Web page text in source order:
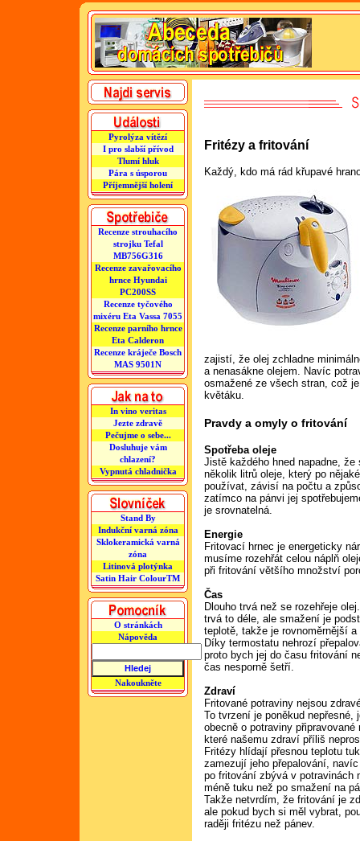
Pyrolýza vítězí
I pro slabší přívod
Tlumí hluk
Pára s úsporou
Příjemnější holení
Recenze strouhacího
strojku Tefal
MB756G316
Recenze zavařovacího
hrnce Hyundai
PC200SS
Recenze tyčového
mixéru Eta Vassa 7055
Recenze parního hrnce
Eta Calderon
Recenze kráječe Bosch
MAS 9501N
In vino veritas
Jezte zdravě
Pečujme o sebe...
Dosluhuje vám
chlazení?
Vypnutá chladnička
Stand By
Indukční varná zóna
Sklokeramická varná
zóna
Litinová plotýnka
Satin Hair ColourTM
O stránkách
Nápověda
Nakoukněte
Fritézy a fritování
Každý, kdo má rád křupavé
zajistí, že olej zchladne
a nenasákne olejem. Navíc
osmažené ze všech stran, což
květáku.
Pravdy a omyly o fritování
Spotřeba oleje
Jistě každého hned napadne,
několik litrů oleje, který po
používat, závisí na počtu a
zatímco na pánvi jej
je srovnatelná.
Energie
Fritovací hrnec je energeticky
musíme rozehřát celou náplň
při fritování většího množství
Čas
Dlouho trvá než se rozehřeje
trvá to déle, ale smažení je
teplotě, takže je rovnoměrnější
Díky termostatu nehrozí
proto bych jej do času fritování
čas nesporně šetří.
Zdraví
Fritované potraviny nejsou
To tvrzení je poněkud nepřesné,
obecně o potraviny připravované
které našemu zdraví příliš
Fritézy hlídají přesnou teplotu
zamezují jeho přepalování, navíc
po fritování zbývá v potravinách
méně tuku než po smažení na
Takže netvrdím, že fritování je
ale pokud bych si měl vybrat,
raději fritézu než pánev.